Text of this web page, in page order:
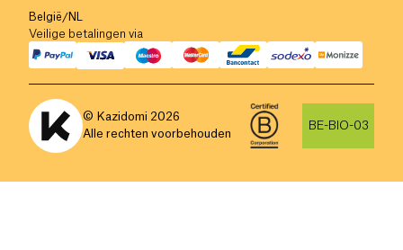
België/ NL
Veilige betalingen via
© Kazidomi 2026
Alle rechten voorbehouden
BE-BIO-03